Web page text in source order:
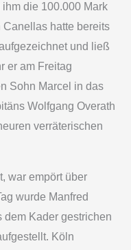
ihm die 100.000 Mark
hatte bereits
und ließ
er am Freitag
Sohn Marcel in das
Wolfgang Overath
verräterischen
war empört über
wurde Manfred
dem Kader gestrichen
Köln